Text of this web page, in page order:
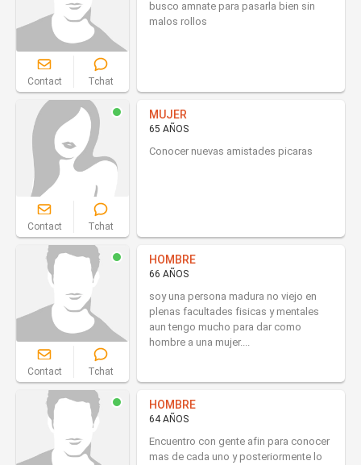
Contact Tchat
busco amnate para pasarla bien sin
malos rollos
Contact Tchat
MUJER
65 AÑOS
Conocer nuevas amistades picaras
Contact Tchat
HOMBRE
66 AÑOS
soy una persona madura no viejo en
plenas facultades fisicas y mentales
aun tengo mucho para dar como
hombre a una mujer....
HOMBRE
64 AÑOS
Encuentro con gente afin para conocer
mas de cada uno y posteriormente lo